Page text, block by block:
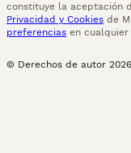
constituye la aceptación
Privacidad y Cookies de
preferencias en cualquier
© Derechos de autor 2026